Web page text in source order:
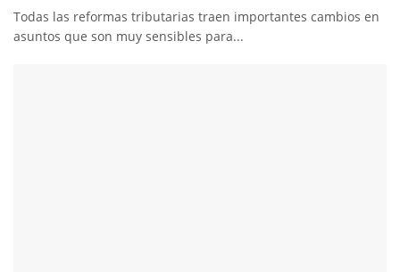
Todas las reformas tributarias traen importantes cambios en
asuntos que son muy sensibles para...